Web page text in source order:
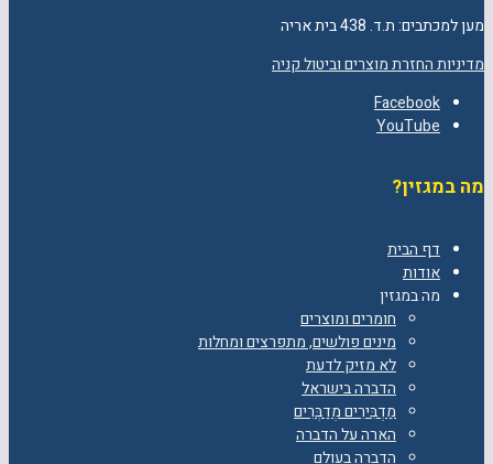
מען למכתבים: ת.ד. 438 בית אריה
מדיניות החזרת מוצרים וביטול קניה
Facebook
YouTube
מה במגזין?
דף הבית
אודות
מה במגזין
חומרים ומוצרים
מינים פולשים, מתפרצים ומחלות
לא מזיק לדעת
הדברה בישראל
מַדְבִּירִים מְדַבְּרִים
הארה על הדברה
הדברה בעולם